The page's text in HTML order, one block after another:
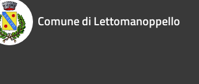
Comune di Lettomanoppello